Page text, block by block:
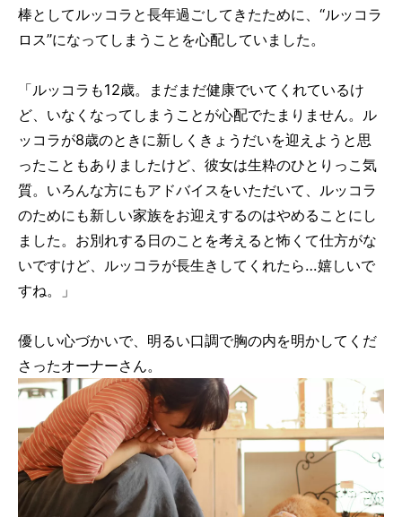
棒としてルッコラと長年過ごしてきたために、“ルッコラ
ロス”になってしまうことを心配していました。
「ルッコラも12歳。まだまだ健康でいてくれているけ
ど、いなくなってしまうことが心配でたまりません。ル
ッコラが8歳のときに新しくきょうだいを迎えようと思
ったこともありましたけど、彼女は生粋のひとりっこ気
質。いろんな方にもアドバイスをいただいて、ルッコラ
のためにも新しい家族をお迎えするのはやめることにし
ました。お別れする日のことを考えると怖くて仕方がな
いですけど、ルッコラが長生きしてくれたら…嬉しいで
すね。」
優しい心づかいで、明るい口調で胸の内を明かしてくだ
さったオーナーさん。